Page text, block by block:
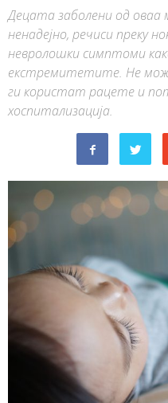
Децата заболени од оваа
ненадејно, речиси преку
невролошки симптоми
екстремитетите. Не
ги користат рацете и
хоспитализација.